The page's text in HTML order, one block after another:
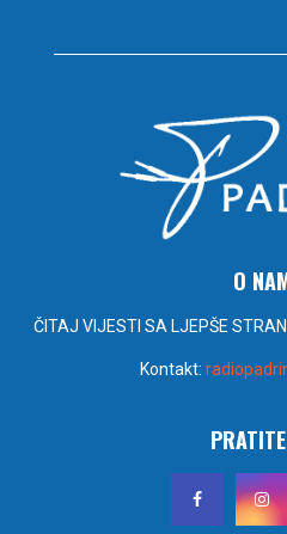
O
ČITAJ VIJESTI SA LJEPŠE
Kontakt: